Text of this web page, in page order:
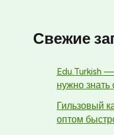
Свежие
Edu.Turkish
нужно знать
Гильзовый
оптом